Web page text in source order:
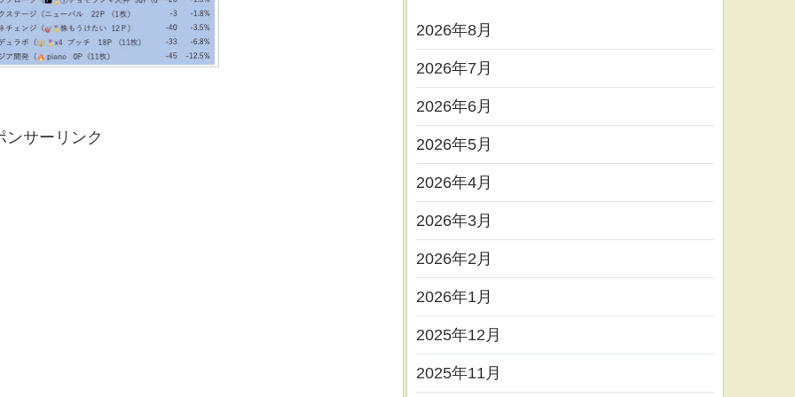
ンサーリンク
2026年8月
2026年7月
2026年6月
2026年5月
2026年4月
2026年3月
2026年2月
2026年1月
2025年12月
2025年11月